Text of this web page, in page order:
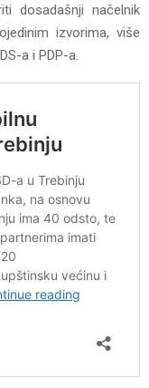
dosadašnji načelnik
izvorima, više
a i PDP-a.